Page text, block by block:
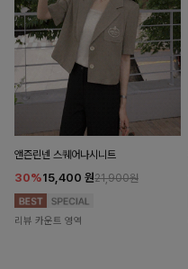
앤즌린넨 스퀘어나시니트
30%15,400 원21,900원
리뷰 카운트 영역